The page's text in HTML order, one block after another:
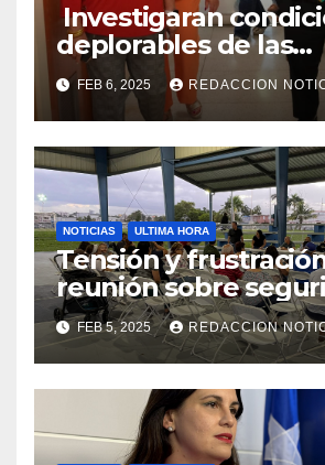
Investigaran
deplorables de las
facilidades el
de la Salud en
FEB 6, 2025 REDACCION
NOTICIAS ULTIMA HORA
Tensión y
reunión sobre
Reparto
FEB 5, 2025 REDACCION